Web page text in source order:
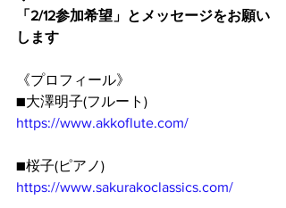
「2/12参加希望」とメッセージをお願い
します
《プロフィール》
■大澤明子(フルート)
https://www.akkoflute.com/
■桜子(ピアノ)
https://www.sakurakoclassics.com/